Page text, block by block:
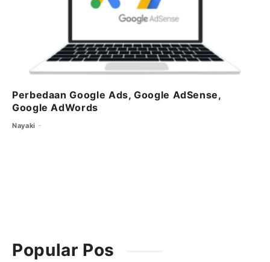
Perbedaan Google Ads, Google AdSense,
Google AdWords
Nayaki
Popular Pos